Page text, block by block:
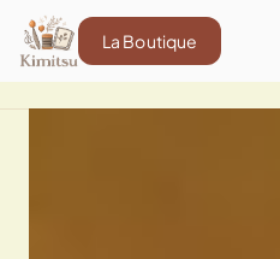
La Boutique